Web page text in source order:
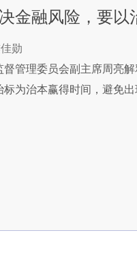
金融风险，要
勋
管理委员会副主席周亮
为治本赢得时间，避免